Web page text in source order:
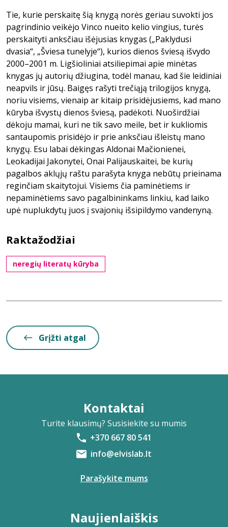
Tie, kurie perskaitę šią knygą norės geriau suvokti jos
pagrindinio veikėjo Vinco nueito kelio vingius, turės
perskaityti anksčiau išėjusias knygas („Paklydusi
dvasia“, „Šviesa tunelyje“), kurios dienos šviesą išvydo
2000–2001 m. Ligšioliniai atsiliepimai apie minėtas
knygas jų autorių džiugina, todėl manau, kad šie leidiniai
neapvils ir jūsų. Baigęs rašyti trečiąją trilogijos knygą,
noriu visiems, vienaip ar kitaip prisidėjusiems, kad mano
kūryba išvystų dienos šviesą, padėkoti. Nuoširdžiai
dėkoju mamai, kuri ne tik savo meile, bet ir kukliomis
santaupomis prisidėjo ir prie anksčiau išleistų mano
knygų. Esu labai dėkingas Aldonai Mačionienei,
Leokadijai Jakonytei, Onai Palijauskaitei, be kurių
pagalbos aklųjų raštu parašyta knyga nebūtų prieinama
reginčiam skaitytojui. Visiems čia paminėtiems ir
nepaminėtiems savo pagalbininkams linkiu, kad laiko
upė nuplukdytų juos į svajonių išsipildymo vandenyną.
Raktažodžiai
neregių literatų kūryba
Grįžti atgal
Kontaktai
Turite klausimų? Susisiekite su mumis
+370 667 80 541
info@elvislab.lt
Parašykite mums
Naujienlaiškis